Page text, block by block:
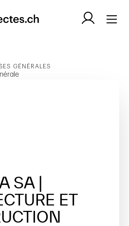
GÉNÉRALES
SA |
ET